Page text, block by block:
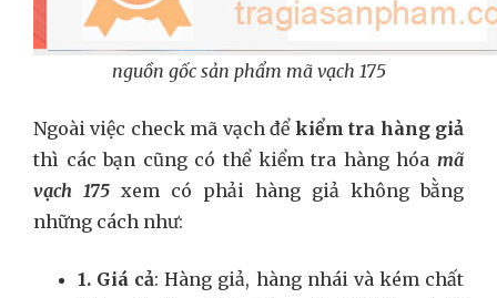
nguồn gốc sản phẩm mã vạch 175
Ngoài việc check mã vạch để kiểm tra hàng giả
thì các bạn cũng có thể kiểm tra hàng hóa mã
vạch 175 xem có phải hàng giả không bằng
những cách như:
1. Giá cả: Hàng giả, hàng nhái và kém chất